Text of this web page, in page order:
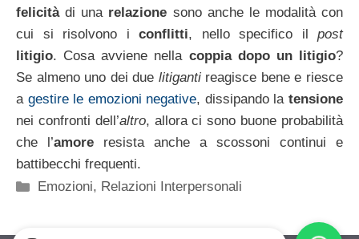
felicitàdi una relazione sono anche le modalità con
cui si risolvono i conflitti, nello specifico il post
litigio. Cosa avviene nella coppia dopo un litigio?
Se almeno uno dei due litigantireagisce bene e riesce
a gestire le emozioni negative, dissipando latensione
nei confronti dell’altro, allora ci sono buone probabilità
che l’amore resista anche a scossoni continui e
battibecchi frequenti.
Categorie
Emozioni, Relazioni Interpersonali